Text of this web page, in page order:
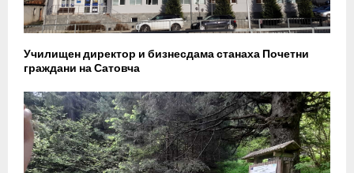
Училищен директор и бизнесдама станаха Почетни
граждани на Сатовча